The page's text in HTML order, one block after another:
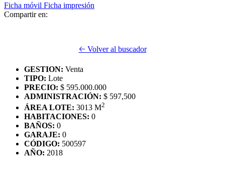
Ficha móvil Ficha impresión
Compartir en:
🡠 Volver al buscador
GESTION: Venta
TIPO: Lote
PRECIO: $ 595.000.000
ADMINISTRACIÓN: $ 597,500
ÁREA LOTE: 3013 M2
HABITACIONES: 0
BAÑOS: 0
GARAJE: 0
CÓDIGO: 500597
AÑO: 2018